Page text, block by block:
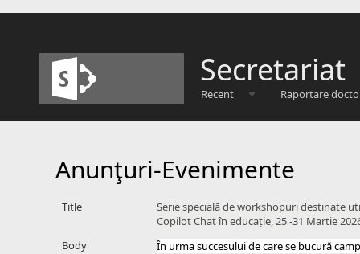
Secretariat
Recent Raportare
Anunţuri-Evenimente
Title
Serie specială de workshopuri destinate
Copilot Chat în educație, 25 -31 Martie
Body
În urma succesului de care se bucură